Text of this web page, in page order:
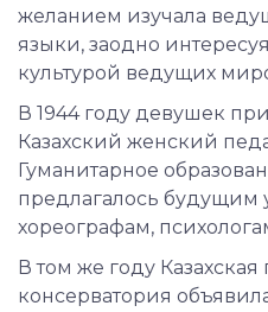
желанием изучала
языки, заодно
культурой ведущих
В 1944 году девушек
Казахский женский
Гуманитарное
предлагалось будущим
хореографам,
В том же году Казахская
консерватория